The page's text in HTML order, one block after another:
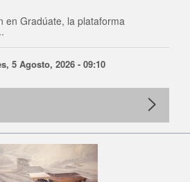
en Gradúate, la plataforma
5 Agosto, 2026 - 09:10